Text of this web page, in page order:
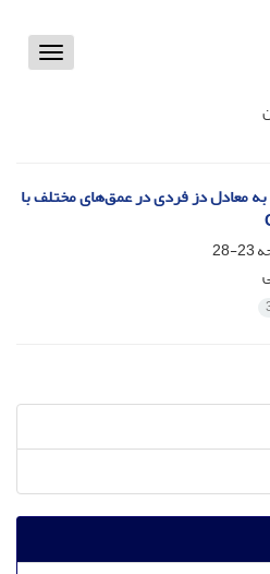
Toggle
معادل دز فردی در عمق‌های مختلف با
23-28